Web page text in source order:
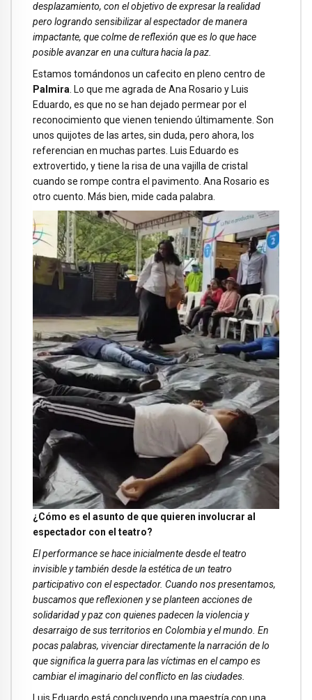
desplazamiento, con el objetivo de expresar la realidad
pero logrando sensibilizar al espectador de manera
impactante, que colme de reflexión que es lo que hace
posible avanzar en una cultura hacia la paz.
Estamos tomándonos un cafecito en pleno centro de
Palmira . Lo que me agrada de Ana Rosario y Luis
Eduardo, es que no se han dejado permear por el
reconocimiento que vienen teniendo últimamente. Son
unos quijotes de las artes, sin duda, pero ahora, los
referencian en muchas partes. Luis Eduardo es
extrovertido, y tiene la risa de una vajilla de cristal
cuando se rompe contra el pavimento. Ana Rosario es
otro cuento. Más bien, mide cada palabra.
¿Cómo es el asunto de que quieren involucrar al
espectador con el teatro?
El performance se hace inicialmente desde el teatro
invisible y también desde la estética de un teatro
participativo con el espectador. Cuando nos presentamos,
buscamos que reflexionen y se planteen acciones de
solidaridad y paz con quienes padecen la violencia y
desarraigo de sus territorios en Colombia y el mundo. En
pocas palabras, vivenciar directamente la narración de lo
que significa la guerra para las víctimas en el campo es
cambiar el imaginario del conflicto en las ciudades.